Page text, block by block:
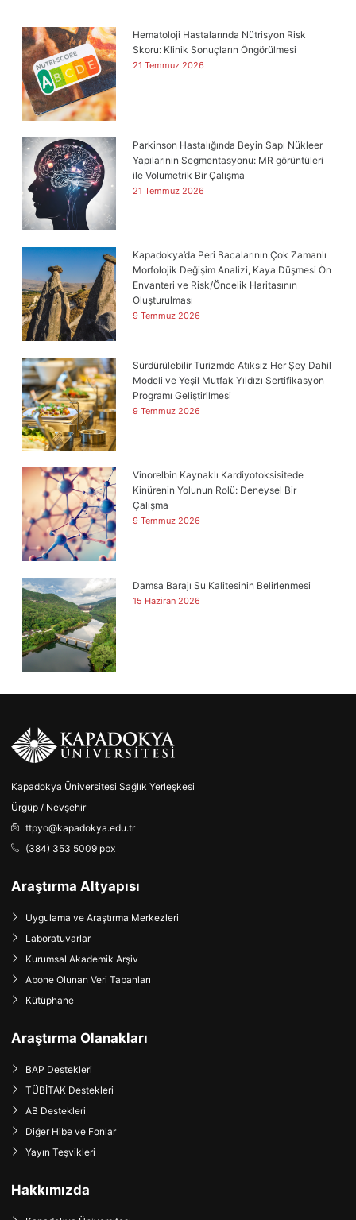
Hematoloji Hastalarında Nütrisyon Risk
Skoru: Klinik Sonuçların Öngörülmesi
21 Temmuz 2026
Parkinson Hastalığında Beyin Sapı Nükleer
Yapılarının Segmentasyonu: MR görüntüleri
ile Volumetrik Bir Çalışma
21 Temmuz 2026
Kapadokya’da Peri Bacalarının Çok Zamanlı
Morfolojik Değişim Analizi, Kaya Düşmesi Ön
Envanteri ve Risk/Öncelik Haritasının
Oluşturulması
9 Temmuz 2026
Sürdürülebilir Turizmde Atıksız Her Şey Dahil
Modeli ve Yeşil Mutfak Yıldızı Sertifikasyon
Programı Geliştirilmesi
9 Temmuz 2026
Vinorelbin Kaynaklı Kardiyotoksisitede
Kinürenin Yolunun Rolü: Deneysel Bir
Çalışma
9 Temmuz 2026
Damsa Barajı Su Kalitesinin Belirlenmesi
15 Haziran 2026
Kapadokya Üniversitesi Sağlık Yerleşkesi
Ürgüp / Nevşehir
ttpyo@kapadokya.edu.tr
(384) 353 5009 pbx
Araştırma Altyapısı
Uygulama ve Araştırma Merkezleri
Laboratuvarlar
Kurumsal Akademik Arşiv
Abone Olunan Veri Tabanları
Kütüphane
Araştırma Olanakları
BAP Destekleri
TÜBİTAK Destekleri
AB Destekleri
Diğer Hibe ve Fonlar
Yayın Teşvikleri
Hakkımızda